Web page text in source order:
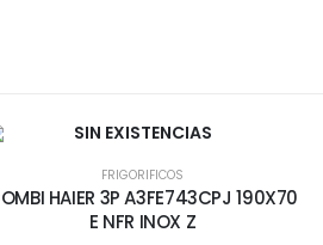
SIN EXISTENCIAS
FRIGORIFICOS
HAIER 3P A3FE743CPJ 190X70
E NFR INOX Z